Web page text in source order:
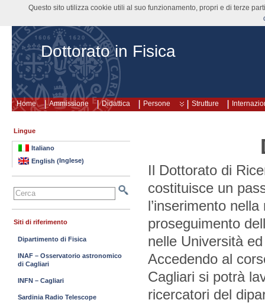
Dottorato in Fisica
Home Ammissione Didattica Persone Strutture
Il Dottorato di
costituisce un
l’inserimento
proseguimento
nelle Università
Accedendo al
Cagliari si potrà
ricercatori del
Lingue
Italiano
English ( Inglese)
Siti di riferimento
Dipartimento di Fisica
INAF – Osservatorio astronomico
di Cagliari
INFN – Cagliari
Sardinia Radio Telescope
Questo sito utilizza cookie utili al suo funzionamento, propri e di terze